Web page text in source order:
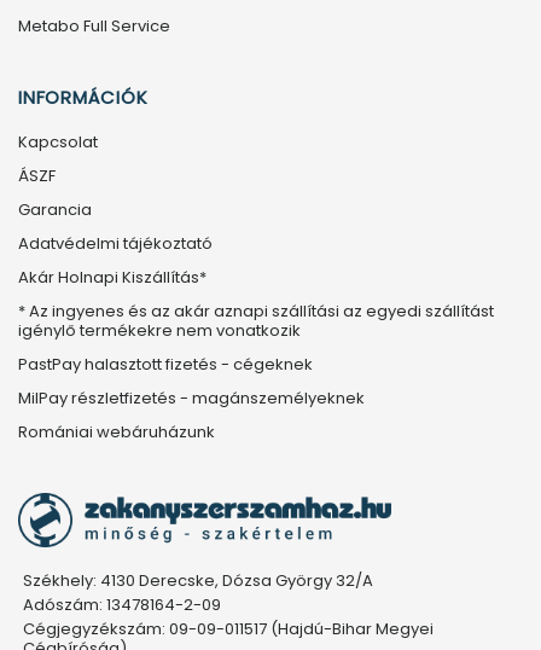
Metabo Full Service
INFORMÁCIÓK
Kapcsolat
ÁSZF
Garancia
Adatvédelmi tájékoztató
Akár Holnapi Kiszállítás*
* Az ingyenes és az akár aznapi szállítási az egyedi szállítást
igénylő termékekre nem vonatkozik
PastPay halasztott fizetés - cégeknek
MilPay részletfizetés - magánszemélyeknek
Romániai webáruházunk
Székhely: 4130 Derecske, Dózsa György 32/A
Adószám: 13478164-2-09
Cégjegyzékszám: 09-09-011517 (Hajdú-Bihar Megyei